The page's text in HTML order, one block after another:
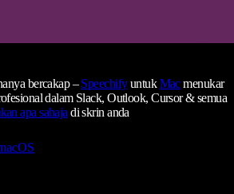
bercakap –SpeechifyuntukMacmenukar
dalam Slack, Outlook, Cursor & semua
apa sahaja di skrin anda